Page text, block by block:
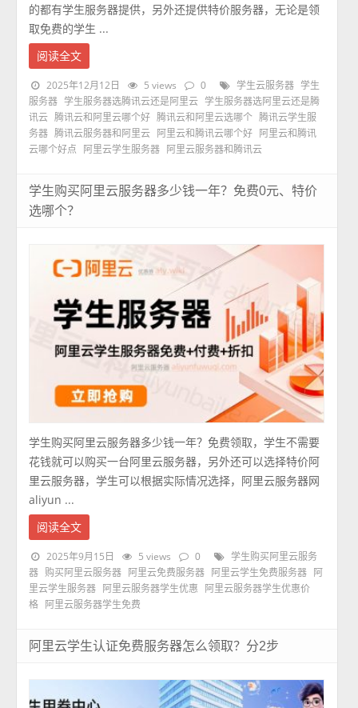
的都有学生服务器提供，另外还提供特价服务器，无论是领
取免费的学生 ...
阅读全文
2025年12月12日 5 views 0 学生云服务器
学生
服务器 学生服务器选腾讯云还是阿里云 学生服务器选阿里云还是腾
讯云 腾讯云和阿里云哪个好 腾讯云和阿里云选哪个
腾讯云学生服
务器 腾讯云服务器和阿里云 阿里云和腾讯云哪个好
阿里云和腾讯
云哪个好点
阿里云学生服务器 阿里云服务器和腾讯云
学生购买阿里云服务器多少钱一年？免费0元、特价
选哪个？
学生购买阿里云服务器多少钱一年？免费领取，学生不需要
花钱就可以购买一台阿里云服务器，另外还可以选择特价阿
里云服务器，学生可以根据实际情况选择，阿里云服务器网
aliyun ...
阅读全文
2025年9月15日 5 views 0
学生购买阿里云服务
器
购买阿里云服务器 阿里云免费服务器 阿里云学生免费服务器
阿
里云学生服务器
阿里云服务器学生优惠
阿里云服务器学生优惠价
格
阿里云服务器学生免费
阿里云学生认证免费服务器怎么领取？分2步